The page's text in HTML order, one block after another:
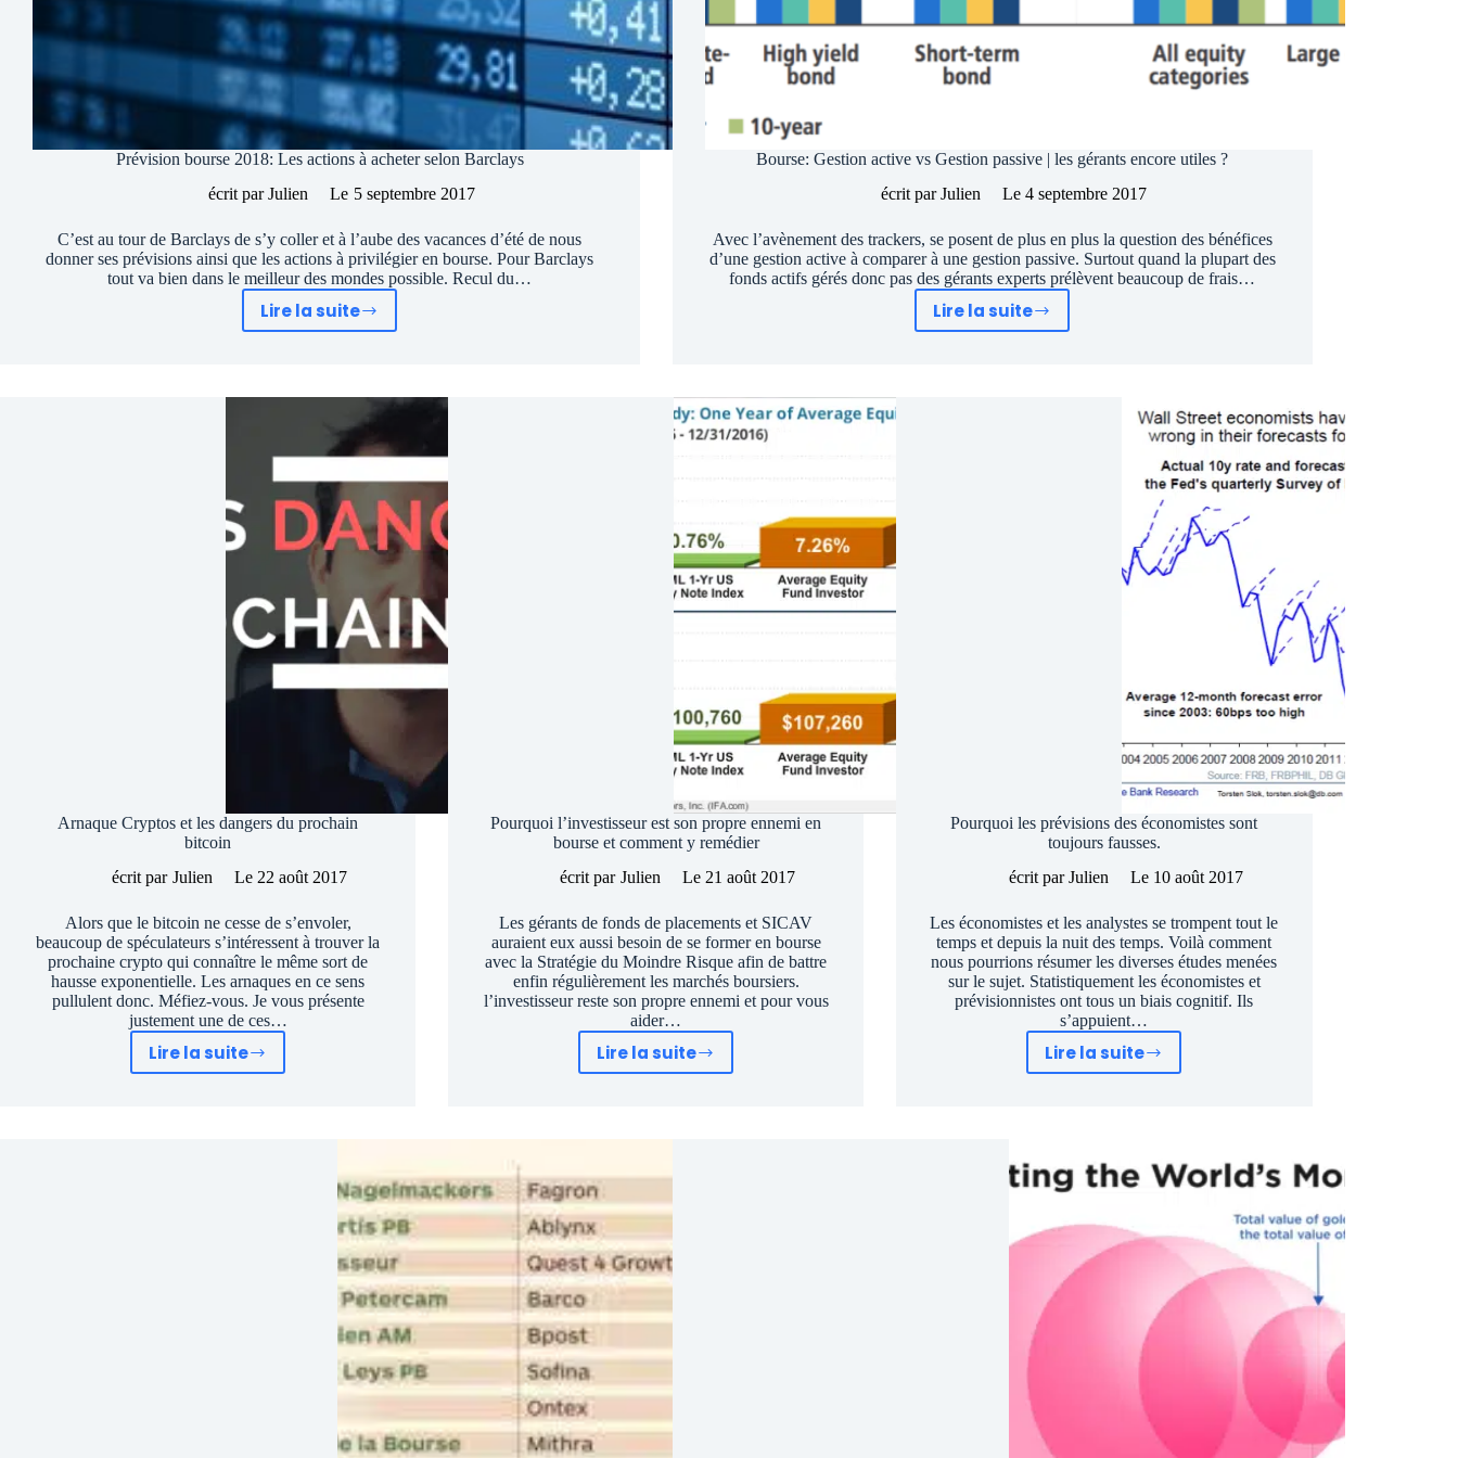
Prévision bourse 2018: Les actions à acheter selon Barclays
écrit par Julien Le 5 septembre 2017
C’est au tour de Barclays de s’y coller et à l’aube des vacances d’été de nous
donner ses prévisions ainsi que les actions à privilégier en bourse. Pour Barclays
tout va bien dans le meilleur des mondes possible. Recul du…
Lire la suite
Prévision
Les
actions
à
selon
Barclays
Bourse: Gestion active vs Gestion passive | les gérants encore utiles ?
écrit par Julien Le 4 septembre 2017
Avec l’avènement des trackers, se posent de plus en plus la question des bénéfices
d’une gestion active à comparer à une gestion passive. Surtout quand la plupart des
fonds actifs gérés donc pas des gérants experts prélèvent beaucoup de frais…
Lire la suite
Bourse:
Arnaque Cryptos et les dangers du prochain
bitcoin
écrit par Julien Le 22 août 2017
Alors que le bitcoin ne cesse de s’envoler,
beaucoup de spéculateurs s’intéressent à trouver la
prochaine crypto qui connaître le même sort de
hausse exponentielle. Les arnaques en ce sens
pullulent donc. Méfiez-vous. Je vous présente
justement une de ces…
Lire la suite
Arnaque
Pourquoi l’investisseur est son propre ennemi en
bourse et comment y remédier
écrit par Julien Le 21 août 2017
Les gérants de fonds de placements et SICAV
auraient eux aussi besoin de se former en bourse
avec la Stratégie du Moindre Risque afin de battre
enfin régulièrement les marchés boursiers.
l’investisseur reste son propre ennemi et pour vous
aider…
Lire la suite
Pourquoi
en
bourse
et
comment
y
Pourquoi les prévisions des économistes sont
toujours fausses.
écrit par Julien Le 10 août 2017
Les économistes et les analystes se trompent tout le
temps et depuis la nuit des temps. Voilà comment
nous pourrions résumer les diverses études menées
sur le sujet. Statistiquement les économistes et
prévisionnistes ont tous un biais cognitif. Ils
s’appuient…
Lire la suite
Pourquoi
économistes
sont
fausses.